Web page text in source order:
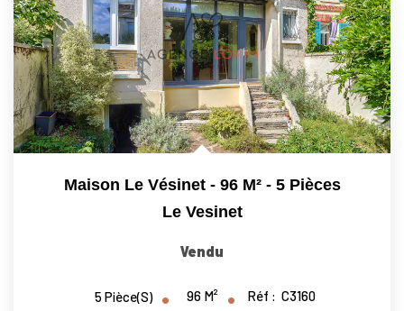
Maison Le Vésinet - 96 M² - 5 Pièces
Le Vesinet
Vendu
5 Pièce(s) 96 M² Réf : C3160